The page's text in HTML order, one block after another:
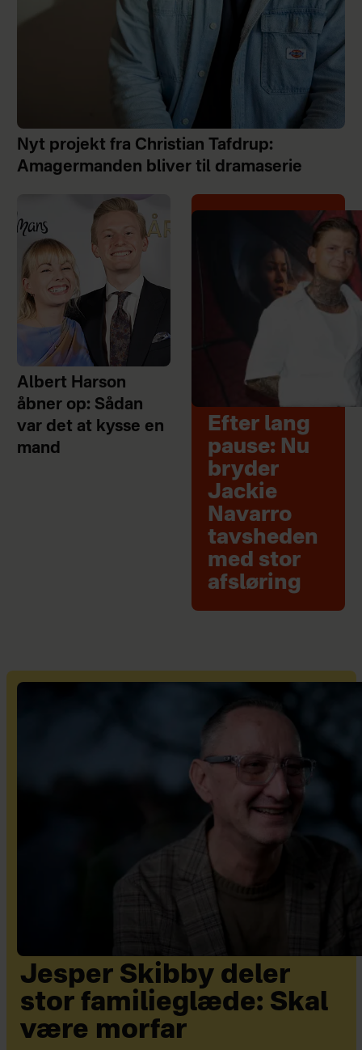
Nyt projekt fra Christian Tafdrup:
Amagermanden bliver til dramaserie
Albert Harson
åbner op: Sådan
var det at kysse en
mand
Efter lang
pause: Nu
bryder
Jackie
Navarro
tavsheden
med stor
afsløring
Jesper Skibby deler
stor familieglæde: Skal
være morfar